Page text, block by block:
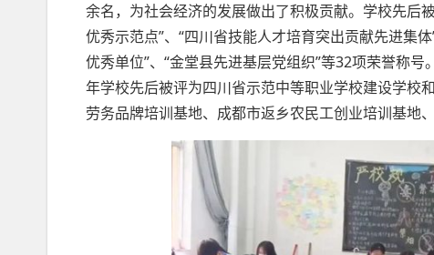
余名，为社会经济的发展做出了积极贡献。学校先后
优秀示范点”、“四川省技能人才培育突出贡献先进集
优秀单位”、“金堂县先进基层党组织”等32项荣誉称
年学校先后被评为四川省示范中等职业学校建设学校
劳务品牌培训基地、成都市返乡农民工创业培训基地